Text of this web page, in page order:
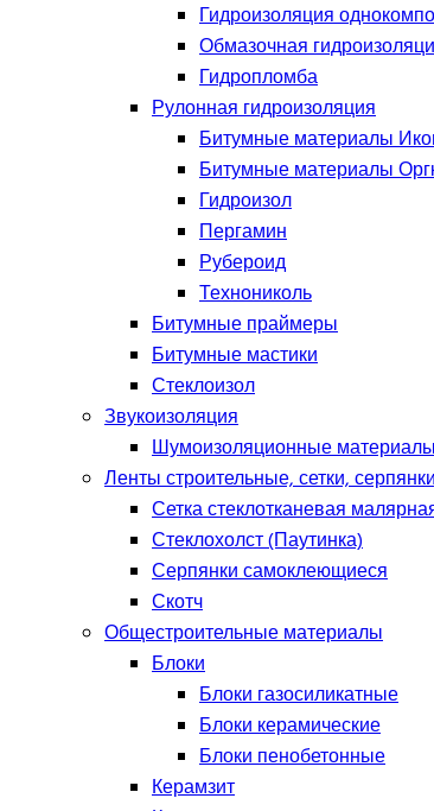
Гидроизоляция
Обмазочная
Гидропломба
Рулонная гидроизоляция
Битумные материалы
Битумные материалы
Гидроизол
Пергамин
Рубероид
Технониколь
Битумные праймеры
Битумные мастики
Стеклоизол
Звукоизоляция
Шумоизоляционные
Ленты строительные, сетки,
Сетка стеклотканевая
Стеклохолст (Паутинка)
Серпянки самоклеющиеся
Скотч
Общестроительные материалы
Блоки
Блоки газосиликатные
Блоки керамические
Блоки пенобетонные
Керамзит